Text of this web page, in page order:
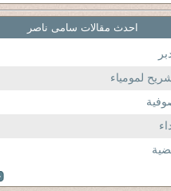
احدث مقالات سامى ناصر
لمومياء